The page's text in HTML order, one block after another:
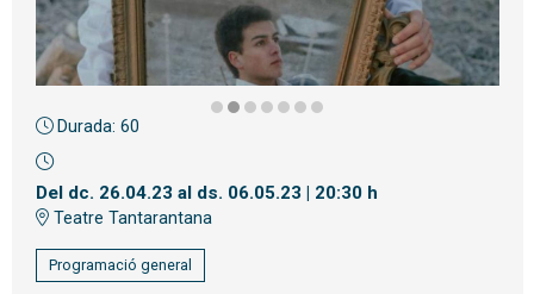
Diapositiva 2 de 7: Quanta, quanta guerra... - Tantarantana | ©
Durada: 60
Del dc. 26.04.23 al ds. 06.05.23 20:30 h
Teatre Tantarantana
Programació general